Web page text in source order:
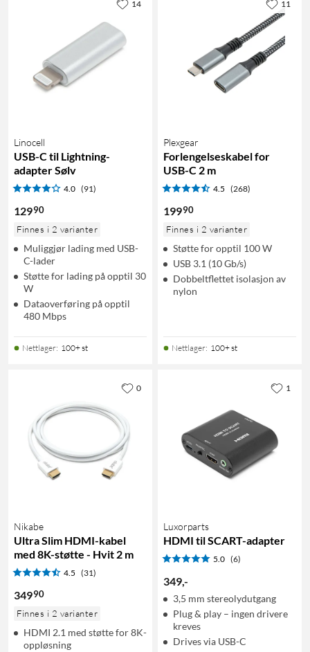
Linocell
USB-C til Lightning-
adapter Sølv
4.0 (91)
12990
Finnes i 2 varianter
Muliggjør lading med USB-
C-lader
Støtte for lading på opptil 30
W
Dataoverføring på opptil
480 Mbps
Nettlager: 100+ st
14
Plexgear
Forlengelseskabel for
USB-C 2 m
4.5 (268)
19990
Finnes i 2 varianter
Støtte for opptil 100 W
USB 3.1 (10 Gb/s)
Dobbeltflettet isolasjon av
nylon
Nettlager: 100+ st
11
Nikabe
Ultra Slim HDMI-kabel
med 8K-støtte - Hvit 2 m
4.5 (31)
34990
Finnes i 2 varianter
HDMI 2.1 med støtte for 8K-
oppløsning
0
Luxorparts
HDMI til SCART-adapter
5.0 (6)
349,-
3,5 mm stereolydutgang
Plug & play – ingen drivere
kreves
Drives via USB-C
1